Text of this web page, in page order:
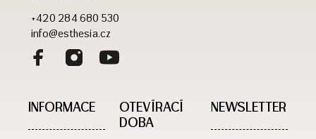
+420 284 680 530
info@esthesia.cz
INFORMACE
OTEVÍRACÍ
DOBA​
NEWSLETTER